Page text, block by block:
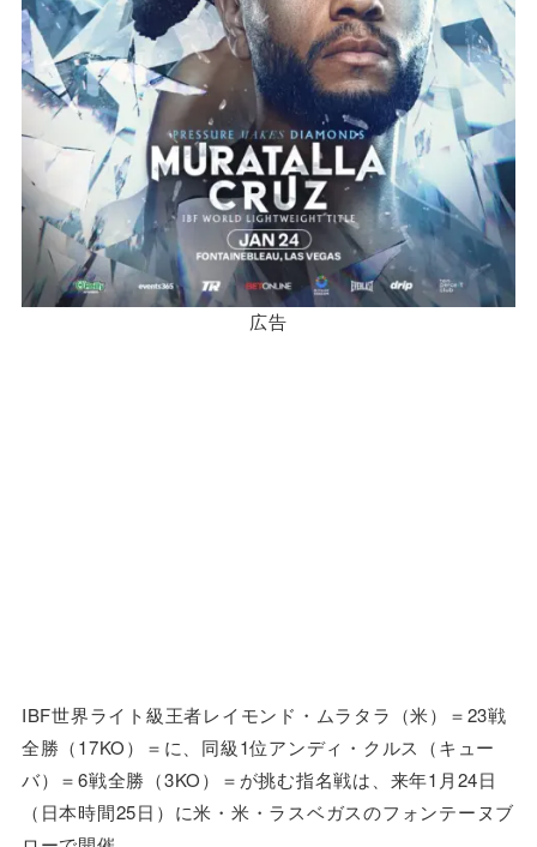
広告
IBF世界ライト級王者レイモンド・ムラタラ（米）＝23戦
全勝（17KO）＝に、同級1位アンディ・クルス（キュー
バ）＝6戦全勝（3KO）＝が挑む指名戦は、来年1月24日
（日本時間25日）に米・米・ラスベガスのフォンテーヌブ